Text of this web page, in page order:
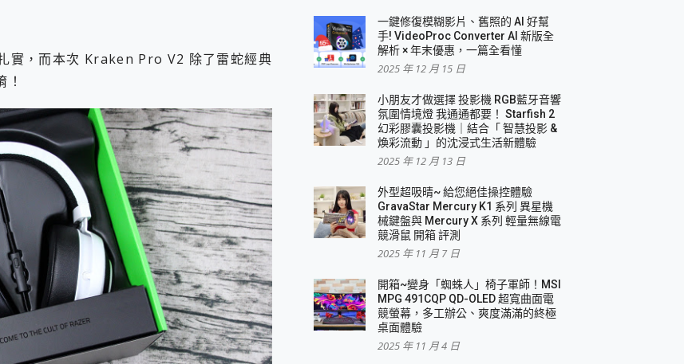
實，而本次 Kraken Pro V2 除了雷蛇經典
一鍵修復模糊影片、舊照的 AI 好幫
手! VideoProc Converter AI 新版全
解析 × 年末優惠，一篇全看懂
2025 年 12 月 15 日
小朋友才做選擇 投影機 RGB藍牙音響
氛圍情境燈 我通通都要！ Starfish 2
幻彩膠囊投影機｜結合「 智慧投影 &
煥彩流動 」的沈浸式生活新體驗
2025 年 12 月 13 日
外型超吸晴~ 給您絕佳操控體驗
GravaStar Mercury K1 系列 異星機
械鍵盤與 Mercury X 系列 輕量無線電
競滑鼠 開箱 評測
2025 年 11 月 7 日
開箱~變身「蜘蛛人」椅子軍師！MSI
MPG 491CQP QD-OLED 超寬曲面電
競螢幕，多工辦公、爽度滿滿的終極
桌面體驗
2025 年 11 月 4 日